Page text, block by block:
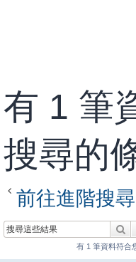
有 1 筆
搜尋的
前往進階搜尋
有 1 筆資料符合